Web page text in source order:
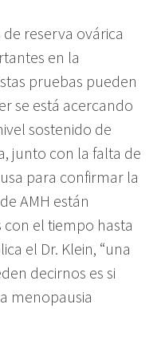
reserva ovárica
en la
pruebas pueden
se está acercando
sostenido de
junto con la falta de
para confirmar la
AMH están
el tiempo hasta
el Dr. Klein, “una
decirnos es si
menopausia